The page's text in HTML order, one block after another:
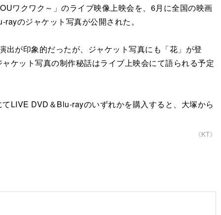
ワクワク～」のライブ映像上映会を、6月に全国の映画
のジャケット写真が公開された。
が印象的だったが、ジャケット写真にも「花」が登
ケット写真の制作秘話はライブ上映会にて語られる予定
LIVE DVD＆Blu-rayのいずれかを購入すると、大塚から
《KT》